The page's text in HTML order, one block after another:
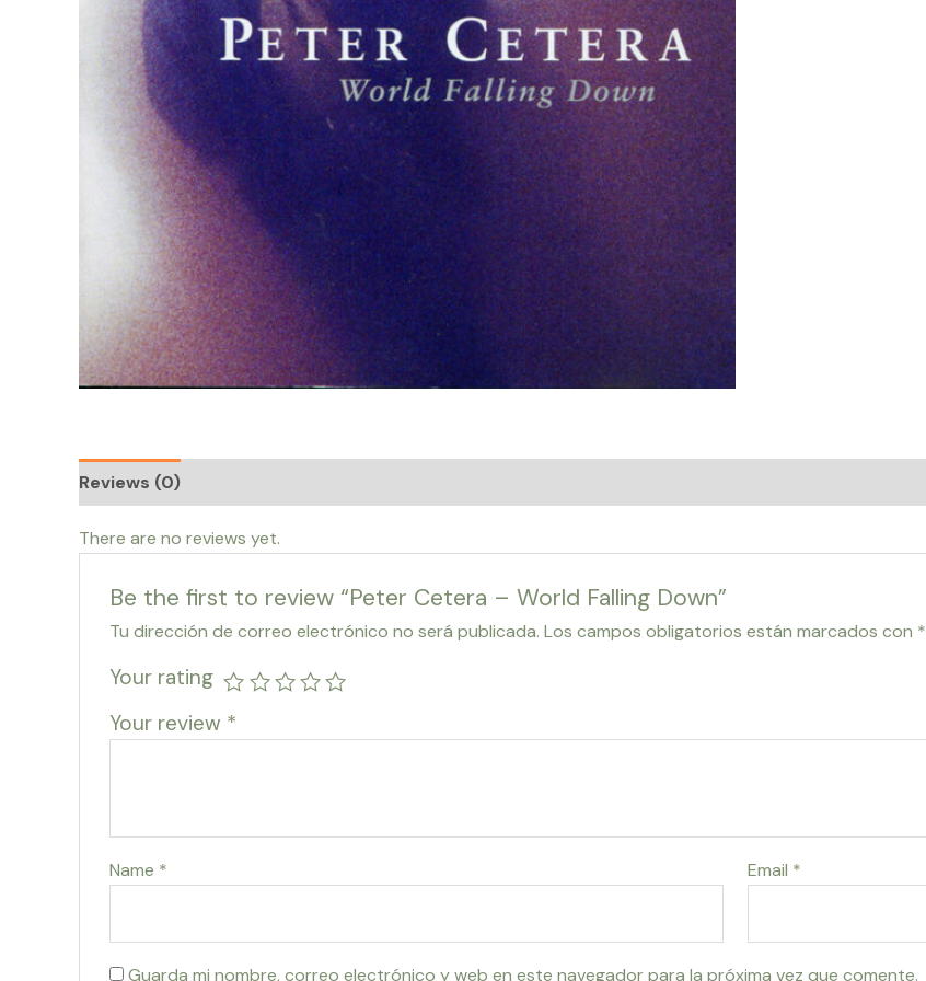
Reviews (0)
There are no reviews yet.
Be the first to review “Peter Cetera – World Falling Down”
Tu dirección de correo electrónico no será publicada. Los campos obligatorios están marcados con *
Your rating
Your review *
Name * Email *
Guarda mi nombre, correo electrónico y web en este navegador para la próxima vez que comente.